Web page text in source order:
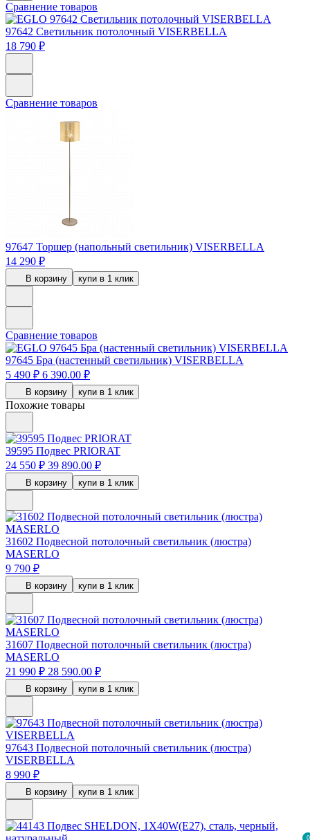
0
Сравнение товаров
97642 Светильник потолочный VISERBELLA
18 790 ₽
Сравнение товаров
97647 Торшер (напольный светильник) VISERBELLA
14 290 ₽
В корзину купи в 1 клик
Сравнение товаров
97645 Бра (настенный светильник) VISERBELLA
5 490 ₽ 6 390.00 ₽
В корзину купи в 1 клик
Похожие товары
39595 Подвес PRIORAT
24 550 ₽ 39 890.00 ₽
В корзину купи в 1 клик
31602 Подвесной потолочный светильник (люстра)
MASERLO
9 790 ₽
В корзину купи в 1 клик
31607 Подвесной потолочный светильник (люстра)
MASERLO
21 990 ₽ 28 590.00 ₽
В корзину купи в 1 клик
97643 Подвесной потолочный светильник (люстра)
VISERBELLA
8 990 ₽
В корзину купи в 1 клик